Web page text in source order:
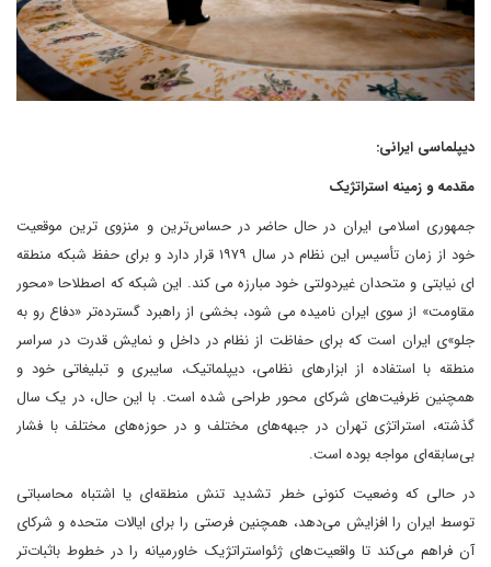
دیپلماسی ایرانی:
مقدمه و زمینه استراتژیک
جمهوری اسلامی ایران در حال حاضر در حساس‌ترین و منزوی ترین موقعیت
خود از زمان تأسیس این نظام در سال ۱۹۷۹ قرار دارد و برای حفظ شبکه منطقه
ای نیابتی و متحدان غیردولتی خود مبارزه می کند. این شبکه که اصطلاحا «محور
مقاومت» از سوی ایران نامیده می شود، بخشی از راهبرد گسترده‌تر «دفاع رو به‌
جلو»ی ایران است که برای حفاظت از نظام در داخل و نمایش قدرت در سراسر
منطقه با استفاده از ابزارهای نظامی، دیپلماتیک، سایبری و تبلیغاتی خود و
همچنین ظرفیت‌های شرکای محور طراحی شده است. با این حال، در یک سال
گذشته، استراتژی تهران در جبهه‌های مختلف و در حوزه‌های مختلف با فشار
بی‌سابقه‌ای مواجه بوده است.
در حالی که وضعیت کنونی خطر تشدید تنش منطقه‌ای یا اشتباه محاسباتی
توسط ایران را افزایش می‌دهد، همچنین فرصتی را برای ایالات متحده و شرکای
آن فراهم می‌کند تا واقعیت‌های ژئواستراتژیک خاورمیانه را در خطوط باثبات‌تر